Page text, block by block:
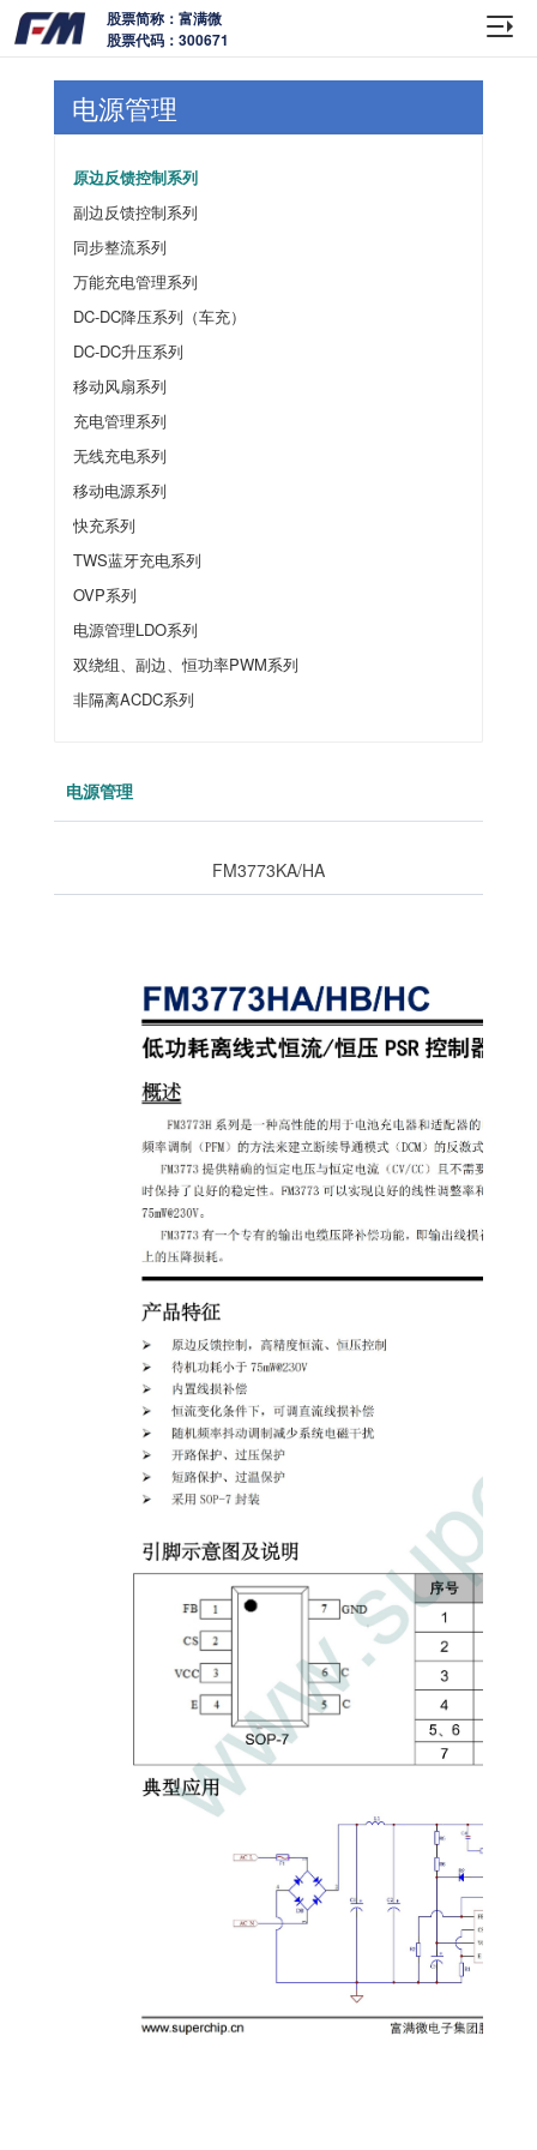
股票简称：富满微
股票代码：300671
电源管理
原边反馈控制系列
副边反馈控制系列
同步整流系列
万能充电管理系列
DC-DC降压系列（车充）
DC-DC升压系列
移动风扇系列
充电管理系列
无线充电系列
移动电源系列
快充系列
TWS蓝牙充电系列
OVP系列
电源管理LDO系列
双绕组、副边、恒功率PWM系列
非隔离ACDC系列
电源管理
FM3773KA/HA